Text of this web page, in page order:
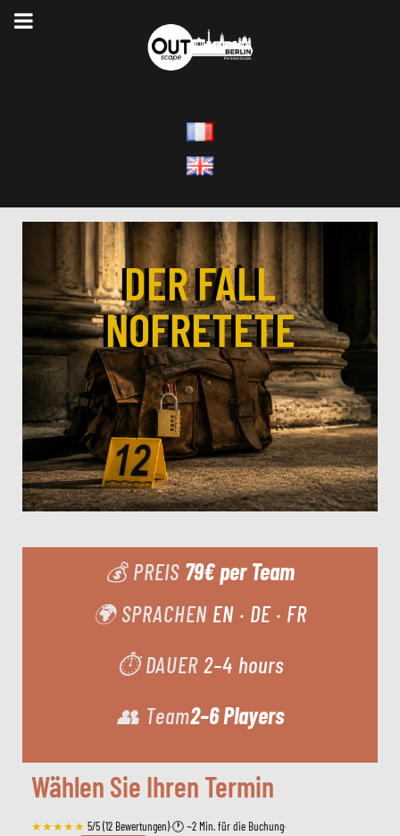
DER FALL
NOFRETETE
💰 PREIS 79€ per Team
🌍 SPRACHEN EN · DE · FR
⏱ DAUER 2–4 hours
👥 Team2–6 Players
Wählen Sie Ihren Termin
★★★★★ 5/5 (12 Bewertungen)·🕐 ~2 Min. für die Buchung·